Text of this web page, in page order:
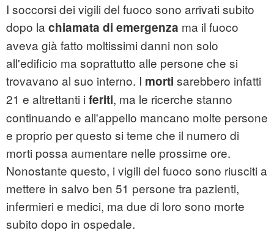
I soccorsi dei vigili del fuoco sono arrivati subito
dopo la chiamata di emergenza ma il fuoco
aveva già fatto moltissimi danni non solo
all'edificio ma soprattutto alle persone che si
trovavano al suo interno. I morti sarebbero infatti
21 e altrettanti i feriti, ma le ricerche stanno
continuando e all'appello mancano molte persone
e proprio per questo si teme che il numero di
morti possa aumentare nelle prossime ore.
Nonostante questo, i vigili del fuoco sono riusciti a
mettere in salvo ben 51 persone tra pazienti,
infermieri e medici, ma due di loro sono morte
subito dopo in ospedale.